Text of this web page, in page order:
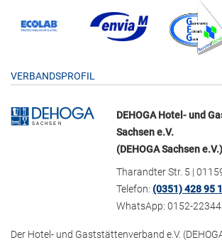
VERBANDSPROFIL
DEHOGA Hotel- und
Sachsen e.V.
(DEHOGA Sachsen e.V.)
Tharandter Str. 5 |
Telefon:(0351) 428 95
WhatsApp: 0152-
Der Hotel- und Gaststättenverband e.V.